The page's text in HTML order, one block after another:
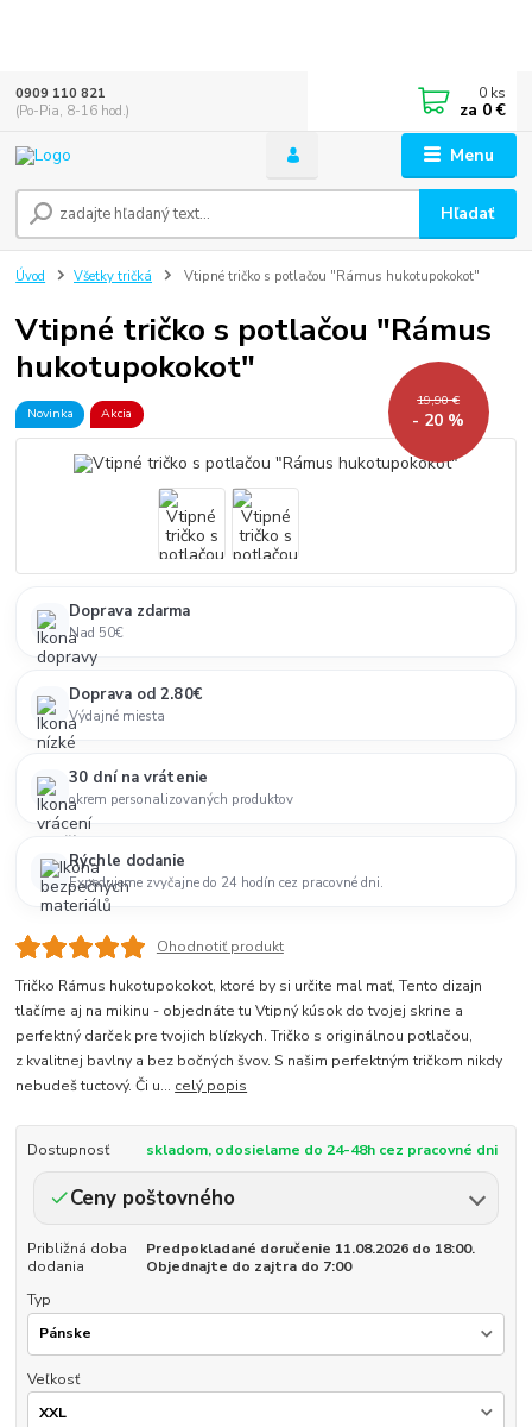
Menu
Hľadať
0909 110 821
(Po-Pia, 8-16 hod.)
0 ks
za 0 €
Úvod Všetky tričká Vtipné tričko s potlačou "Rámus hukotupokokot"
Vtipné tričko s potlačou "Rámus
hukotupokokot"
Novinka Akcia
19,90 €
- 20 %
Doprava zdarma
Nad 50€
Doprava od 2.80€
Výdajné miesta
30 dní na vrátenie
okrem personalizovaných produktov
Rýchle dodanie
Expedujeme zvyčajne do 24 hodín cez pracovné dni.
Ohodnotiť produkt
Tričko Rámus hukotupokokot, ktoré by si určite mal mať, Tento dizajn
tlačíme aj na mikinu - objednáte tu Vtipný kúsok do tvojej skrine a
perfektný darček pre tvojich blízkych. Tričko s originálnou potlačou,
z kvalitnej bavlny a bez bočných švov. S našim perfektným tričkom nikdy
nebudeš tuctový. Či u... celý popis
Dostupnosť skladom, odosielame do 24-48h cez pracovné dni
Ceny poštovného
Približná doba
dodania
Predpokladané doručenie 11.08.2026 do 18:00.
Objednajte do zajtra do 7:00
Typ
Veľkosť